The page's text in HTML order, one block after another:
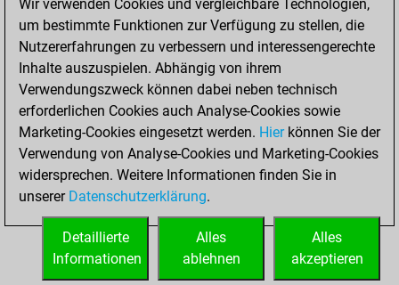
Matt auf vollem Brett
0
Bauer setzt Matt
0
Erstickte Matts
Unterverwandlungen
Türme auf der siebten
0
STARTSEITE
Wir verwenden Cookies und vergleichbare Technologien,
um bestimmte Funktionen zur Verfügung zu stellen, die
Nutzererfahrungen zu verbessern und interessengerechte
Inhalte auszuspielen. Abhängig von ihrem
Verwendungszweck können dabei neben technisch
erforderlichen Cookies auch Analyse-Cookies sowie
Marketing-Cookies eingesetzt werden. Hierkönnen Sie der
Verwendung von Analyse-Cookies und Marketing-Cookies
widersprechen. Weitere Informationen finden Sie in
unserer Datenschutzerklärung.
Alles
akzeptieren
Alles
ablehnen
Detaillierte
Informationen